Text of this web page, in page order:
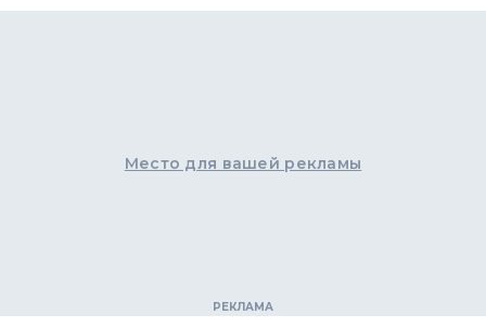
Место для вашей рекламы